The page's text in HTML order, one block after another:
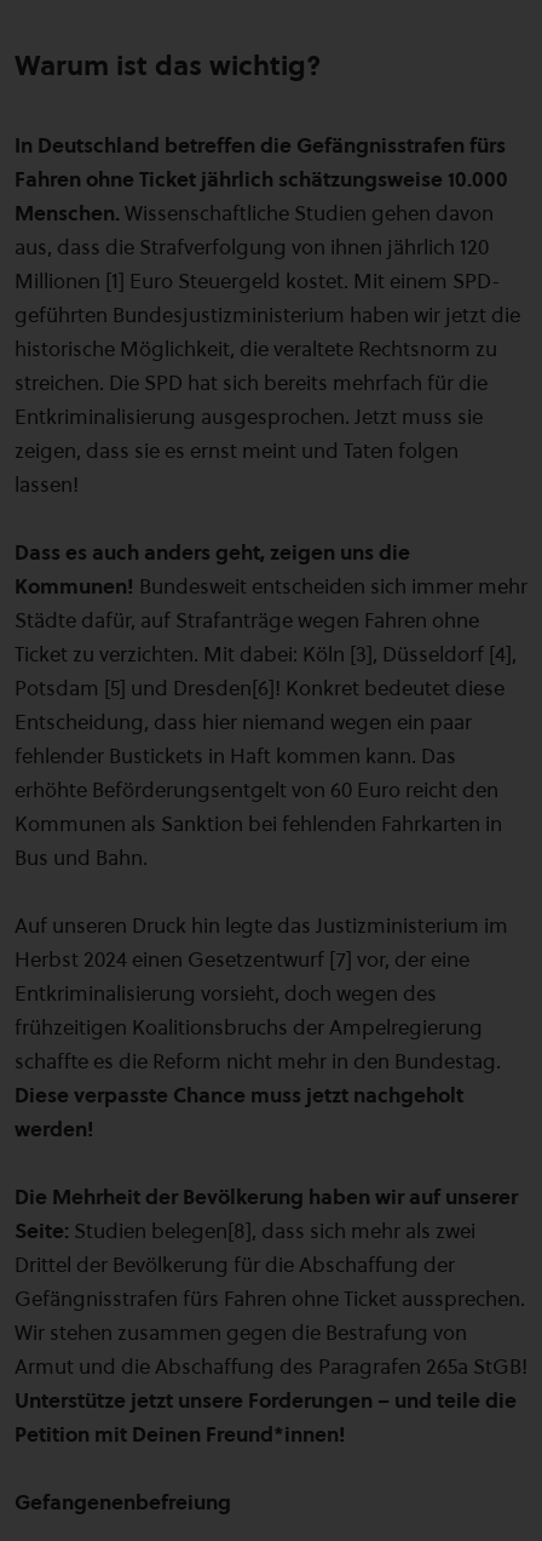
Warum ist das wichtig?
In Deutschland betreffen die Gefängnisstrafen fürs
Fahren ohne Ticket jährlich schätzungsweise 10.000
Menschen. Wissenschaftliche Studien gehen davon
aus, dass die Strafverfolgung von ihnen jährlich 120
Millionen [1] Euro Steuergeld kostet. Mit einem SPD-
geführten Bundesjustizministerium haben wir jetzt die
historische Möglichkeit, die veraltete Rechtsnorm zu
streichen. Die SPD hat sich bereits mehrfach für die
Entkriminalisierung ausgesprochen. Jetzt muss sie
zeigen, dass sie es ernst meint und Taten folgen
lassen!
Dass es auch anders geht, zeigen uns die
Kommunen! Bundesweit entscheiden sich immer mehr
Städte dafür, auf Strafanträge wegen Fahren ohne
Ticket zu verzichten. Mit dabei: Köln [3], Düsseldorf [4],
Potsdam [5] und Dresden[6]! Konkret bedeutet diese
Entscheidung, dass hier niemand wegen ein paar
fehlender Bustickets in Haft kommen kann. Das
erhöhte Beförderungsentgelt von 60 Euro reicht den
Kommunen als Sanktion bei fehlenden Fahrkarten in
Bus und Bahn.
Auf unseren Druck hin legte das Justizministerium im
Herbst 2024 einen Gesetzentwurf [7] vor, der eine
Entkriminalisierung vorsieht, doch wegen des
frühzeitigen Koalitionsbruchs der Ampelregierung
schaffte es die Reform nicht mehr in den Bundestag.
Diese verpasste Chance muss jetzt nachgeholt
werden!
Die Mehrheit der Bevölkerung haben wir auf unserer
Seite: Studien belegen[8], dass sich mehr als zwei
Drittel der Bevölkerung für die Abschaffung der
Gefängnisstrafen fürs Fahren ohne Ticket aussprechen.
Wir stehen zusammen gegen die Bestrafung von
Armut und die Abschaffung des Paragrafen 265a StGB!
Unterstütze jetzt unsere Forderungen – und teile die
Petition mit Deinen Freund*innen!
Gefangenenbefreiung